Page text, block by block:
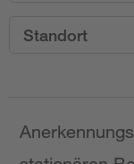
Standort